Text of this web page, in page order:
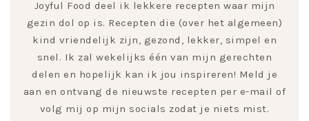
Joyful Food deel ik lekkere recepten waar mijn
gezin dol op is. Recepten die (over het algemeen)
kind vriendelijk zijn, gezond, lekker, simpel en
snel. Ik zal wekelijks één van mijn gerechten
delen en hopelijk kan ik jou inspireren! Meld je
aan en ontvang de nieuwste recepten per e-mail of
volg mij op mijn socials zodat je niets mist.